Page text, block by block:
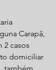
Carapã,
2 casos
domiciliar